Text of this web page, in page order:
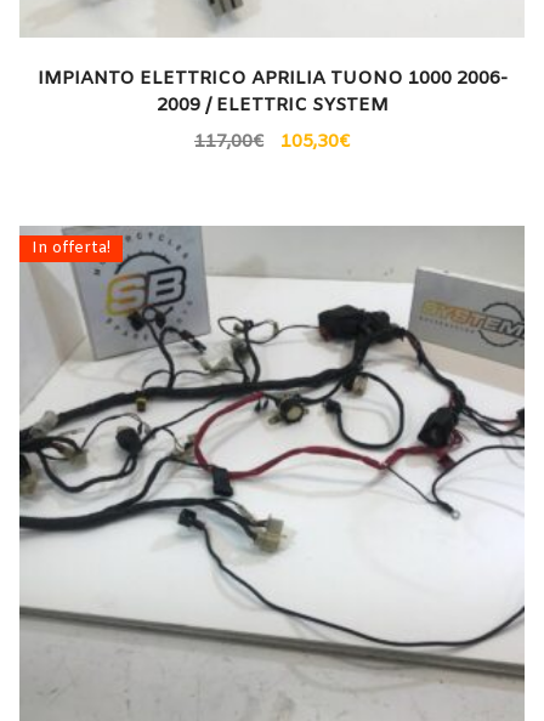
IMPIANTO ELETTRICO APRILIA TUONO 1000 2006-
2009 / ELETTRIC SYSTEM
117,00€ 105,30€
In offerta!